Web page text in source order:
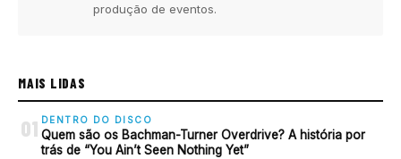
produção de eventos.
MAIS LIDAS
01 DENTRO DO DISCO
Quem são os Bachman-Turner Overdrive? A história por
trás de “You Ain’t Seen Nothing Yet”